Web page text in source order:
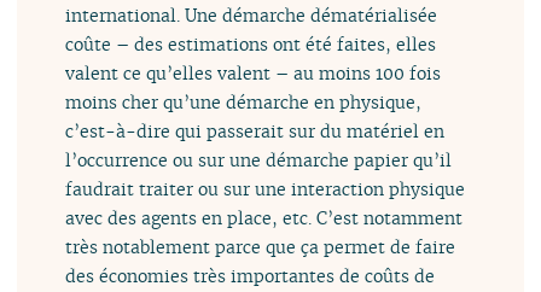
international. Une démarche dématérialisée
coûte – des estimations ont été faites, elles
valent ce qu’elles valent – au moins 100 fois
moins cher qu’une démarche en physique,
c’est-à-dire qui passerait sur du matériel en
l’occurrence ou sur une démarche papier qu’il
faudrait traiter ou sur une interaction physique
avec des agents en place, etc. C’est notamment
très notablement parce que ça permet de faire
des économies très importantes de coûts de